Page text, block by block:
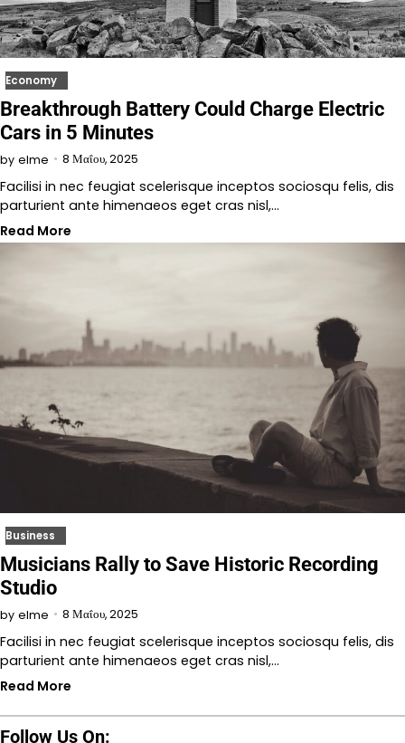
Economy
Breakthrough Battery Could Charge Electric
Cars in 5 Minutes
by elme 8 Μαΐου, 2025
Facilisi in nec feugiat scelerisque inceptos sociosqu felis, dis
parturient ante himenaeos eget cras nisl,…
Read More
Business
Musicians Rally to Save Historic Recording
Studio
by elme 8 Μαΐου, 2025
Facilisi in nec feugiat scelerisque inceptos sociosqu felis, dis
parturient ante himenaeos eget cras nisl,…
Read More
Follow Us On: